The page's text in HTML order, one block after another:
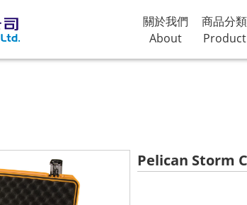
關於我們
About
商品分類
Product
Pelican Storm